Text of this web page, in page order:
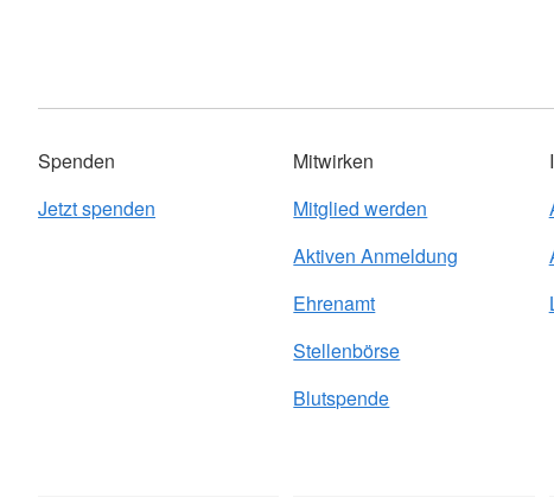
Spenden
Jetzt spenden
Mitwirken
Mitglied werden
Aktiven Anmeldung
Ehrenamt
Stellenbörse
Blutspende